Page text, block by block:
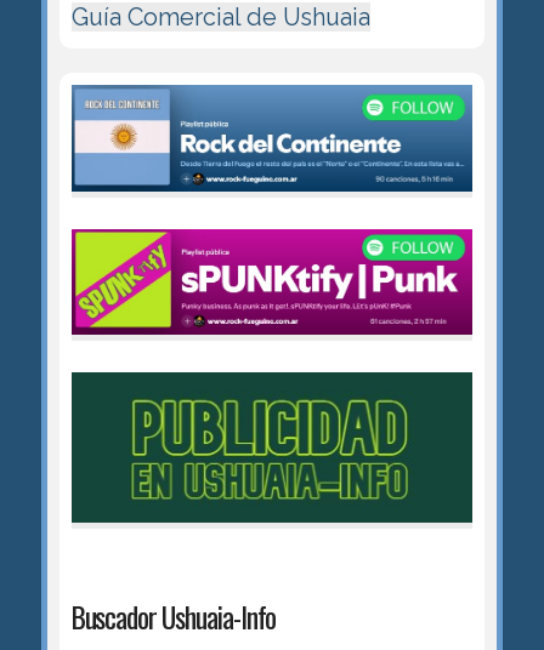
Guía Comercial de Ushuaia
Buscador Ushuaia-Info